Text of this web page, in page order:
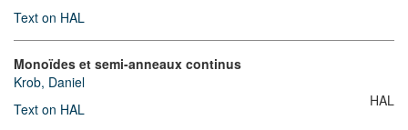
Text on HAL
Monoïdes et semi-anneaux continus
Krob, Daniel
Text on HAL
HAL